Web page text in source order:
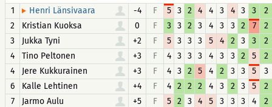
1
Henri Länsivaara -4 F 5 3 2 4 4 3 4 3 3
2
2
Kristian Kuoksa 0 F 3 3 2 3 4 3 3 2 7
2
3
Jukka Tyni +2 F 5 3 3 3 5 4 2 3 3
2
4
Tino Peltonen +3 F 4 3 3 3 4 3 3 2 5
2
4
Jere Kukkurainen +3 F 4 3 2 5 4 2 3 3 5
3
6
Kalle Lehtinen +4 F 4 2 2 2 4 3 2 3 5
2
7
Jarmo Aulu +5 F 5 2 3 4 5 3 3 3 4
2